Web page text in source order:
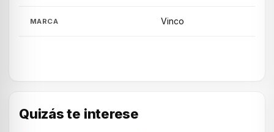
MARCA Vinco
Quizás te interese